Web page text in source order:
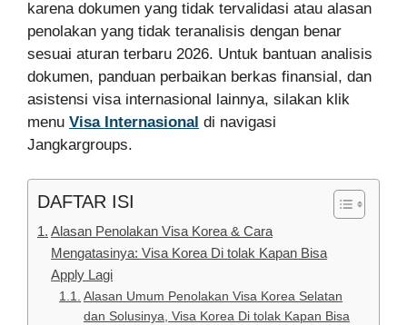
karena dokumen yang tidak tervalidasi atau alasan
penolakan yang tidak teranalisis dengan benar
sesuai aturan terbaru 2026. Untuk bantuan analisis
dokumen, panduan perbaikan berkas finansial, dan
asistensi visa internasional lainnya, silakan klik
menu Visa Internasional di navigasi
Jangkargroups.
DAFTAR ISI
Alasan Penolakan Visa Korea & Cara
Mengatasinya: Visa Korea Di tolak Kapan Bisa
Apply Lagi
Alasan Umum Penolakan Visa Korea Selatan
dan Solusinya, Visa Korea Di tolak Kapan Bisa